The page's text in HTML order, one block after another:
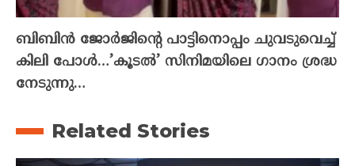
ബിബിൻ ജോർജിന്റെ പാട്ടിനൊപ്പം ചുവടുവെച്ച്
കിലി പോൾ…’കൂടൽ’ സിനിമയിലെ ഗാനം ശ്രദ്ധ
നേടുന്നു…
Related Stories